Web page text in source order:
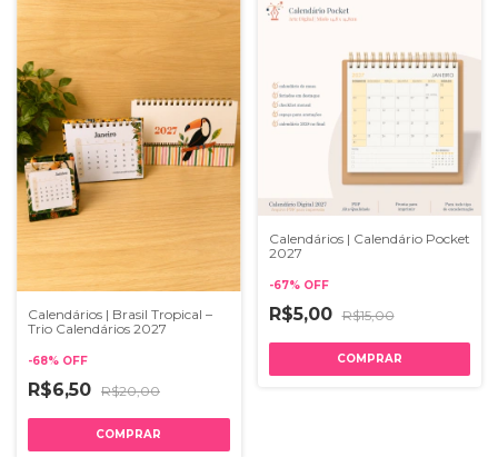
Calendários | Brasil Tropical –
Trio Calendários 2027
-68% OFF
R$6,50 R$20,00
Calendários | Calendário Pocket
2027
-67% OFF
R$5,00 R$15,00